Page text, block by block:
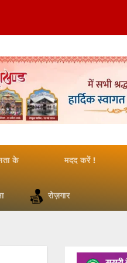
के मदद करें !
रोज़गार